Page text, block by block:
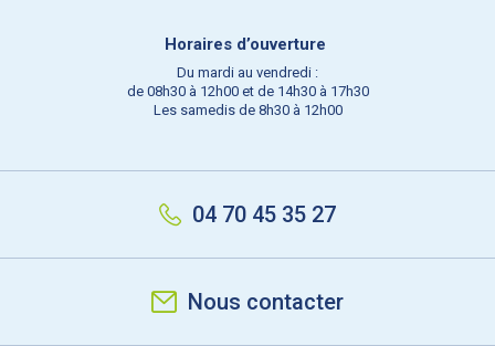
Horaires d’ouverture
Du mardi au vendredi :
de 08h30 à 12h00 et de 14h30 à 17h30
Les samedis de 8h30 à 12h00
04 70 45 35 27
Nous contacter